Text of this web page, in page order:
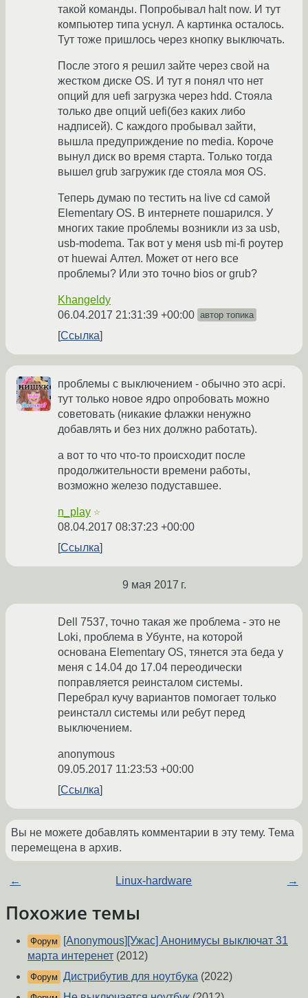
такой команды. Попробывал halt now. И тут
компьютер типа уснул. А картинка осталось.
Тут тоже пришлось через кнопку выключать.
После этого я решил зайте через свой на
жестком диске OS. И тут я понял что нет
опций для uefi загрузка через hdd. Стояла
только две опций uefi(без каких либо
надписей). C каждого пробывал зайти,
вышла предуприждение no media. Короче
вынул диск во время старта. Только тогда
вышел grub загружик где стояла моя OS.
Теперь думаю по тестить на live cd самой
Elementary OS. В интернете пошарился. У
многих такие проблемы возникли из за usb,
usb-modema. Так вот у меня usb mi-fi роутер
от huewai Алтел. Может от него все
проблемы? Или это точно bios or grub?
Khangeldy
06.04.2017 21:31:39 +00:00 автор топика
Ссылка
проблемы с выключением - обычно это acpi.
тут только новое ядро опробовать можно
советовать (никакие флажки ненужно
добавлять и без них должно работать).
а вот то что что-то происходит после
продолжительности времени работы,
возможно железо подуставшее.
n_play ☆
08.04.2017 08:37:23 +00:00
Ссылка
9 мая 2017 г.
Dell 7537, точно такая же проблема - это не
Loki, проблема в Убунте, на которой
основана Elementary OS, тянется эта беда у
меня с 14.04 до 17.04 переодически
поправляется реинсталом системы.
Перебрал кучу вариантов помогает только
реинсталл системы или ребут перед
выключением.
anonymous
09.05.2017 11:23:53 +00:00
Ссылка
Вы не можете добавлять комментарии в эту тему. Тема
перемещена в архив.
← Linux-hardware →
Похожие темы
Форум
[Anonymous][Ужас] Анонимусы выключат 31
марта интеренет (2012)
Форум Дистрибутив для ноутбука (2022)